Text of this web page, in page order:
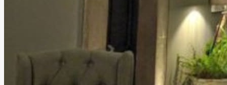
Mesón de Santa Rosa
Querétaro, Querétaro 130 personas